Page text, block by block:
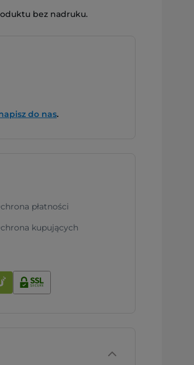
bez nadruku.
do nas.
płatności
kupujących